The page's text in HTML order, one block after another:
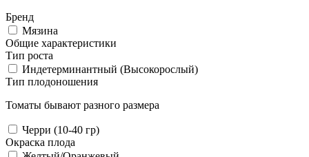
Бренд
Мязина
Общие характеристики
Тип роста
Индетерминантный (Высокорослый)
Тип плодоношения
Томаты бывают разного размера
Черри (10-40 гр)
Окраска плода